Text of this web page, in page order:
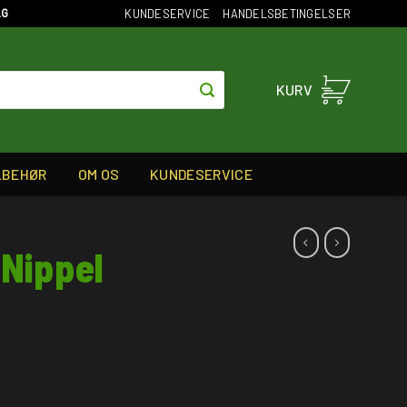
KUNDESERVICE HANDELSBETINGELSER
KURV
OM OS KUNDESERVICE